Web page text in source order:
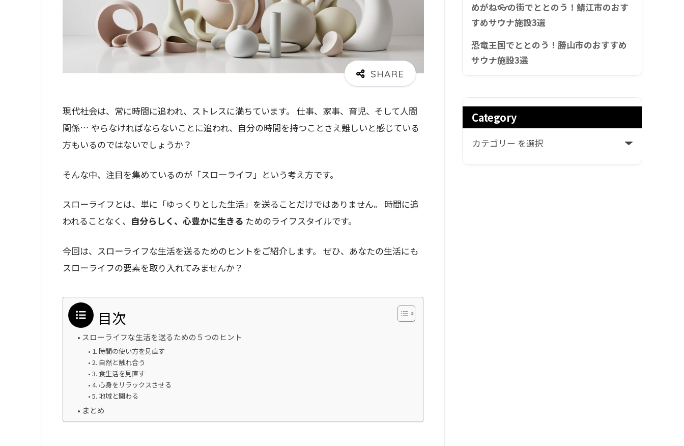
現代社会は、常に時間に追われ、ストレスに満ちています。 仕事、家事、育児、そして人間
関係… やらなければならないことに追われ、自分の時間を持つことさえ難しいと感じている
方もいるのではないでしょうか？
そんな中、注目を集めているのが「スローライフ」という考え方です。
スローライフとは、単に「ゆっくりとした生活」を送ることだけではありません。 時間に追
われることなく、 自分らしく、心豊かに生きる ためのライフスタイルです。
今回は、スローライフな生活を送るためのヒントをご紹介します。 ぜひ、あなたの生活にも
スローライフの要素を取り入れてみませんか？
目次
スローライフな生活を送るための５つのヒント
1. 時間の使い方を見直す
2. 自然と触れ合う
3. 食生活を見直す
4. 心身をリラックスさせる
5. 地域と関わる
まとめ
めがね👓の街でととのう！鯖江市のおす
すめサウナ施設3選
恐竜王国でととのう！勝山市のおすすめ
サウナ施設3選
Category